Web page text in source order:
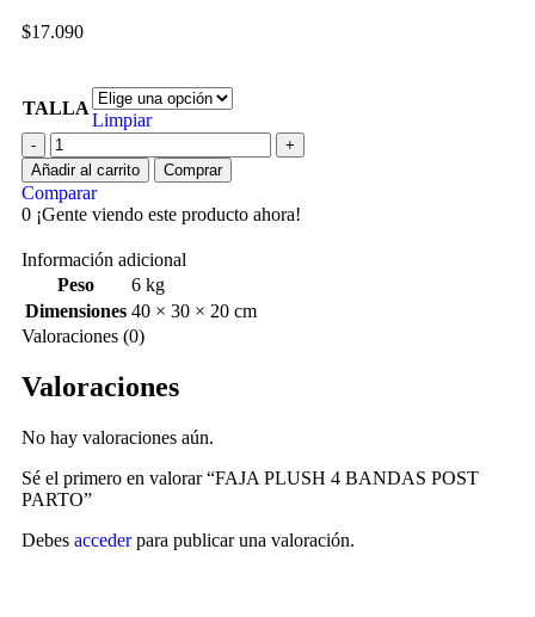
$17.090
TALLA
Limpiar
Añadir al carrito Comprar
Comparar
0 ¡Gente viendo este producto ahora!
Información adicional
Peso
6 kg
Dimensiones 40 × 30 × 20 cm
Valoraciones (0)
Valoraciones
No hay valoraciones aún.
Sé el primero en valorar “FAJA PLUSH 4 BANDAS POST
PARTO”
Debes accederpara publicar una valoración.